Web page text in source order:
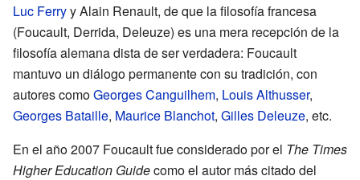
Luc Ferryy Alain Renault, de que la filosofía francesa
(Foucault, Derrida, Deleuze) es una mera recepción de la
filosofía alemana dista de ser verdadera: Foucault
mantuvo un diálogo permanente con su tradición, con
autores comoGeorges Canguilhem, Louis Althusser,
Georges Bataille, Maurice Blanchot, Gilles Deleuze, etc.
En el año 2007 Foucault fue considerado por el The Times
Higher Education Guidecomo el autor más citado del